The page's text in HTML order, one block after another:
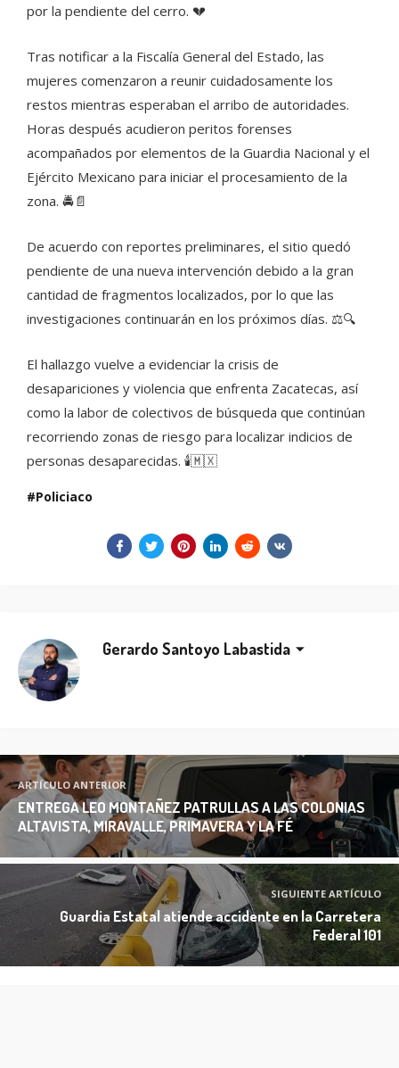
por la pendiente del cerro. 💔
Tras notificar a la Fiscalía General del Estado, las
mujeres comenzaron a reunir cuidadosamente los
restos mientras esperaban el arribo de autoridades.
Horas después acudieron peritos forenses
acompañados por elementos de la Guardia Nacional y el
Ejército Mexicano para iniciar el procesamiento de la
zona. 🚔📄
De acuerdo con reportes preliminares, el sitio quedó
pendiente de una nueva intervención debido a la gran
cantidad de fragmentos localizados, por lo que las
investigaciones continuarán en los próximos días. ⚖️🔍
El hallazgo vuelve a evidenciar la crisis de
desapariciones y violencia que enfrenta Zacatecas, así
como la labor de colectivos de búsqueda que continúan
recorriendo zonas de riesgo para localizar indicios de
personas desaparecidas. 🕯️🇲🇽
Policiaco
Gerardo Santoyo Labastida
ARTÍCULO ANTERIOR
ENTREGA LEO MONTAÑEZ PATRULLAS A LAS COLONIAS
ALTAVISTA, MIRAVALLE, PRIMAVERA Y LA FÉ
SIGUIENTE ARTÍCULO
Guardia Estatal atiende accidente en la Carretera
Federal 101